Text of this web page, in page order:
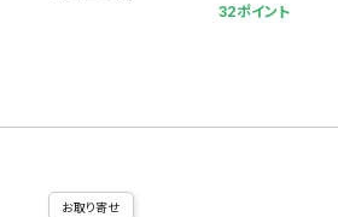
32ポイント
お取り寄せ